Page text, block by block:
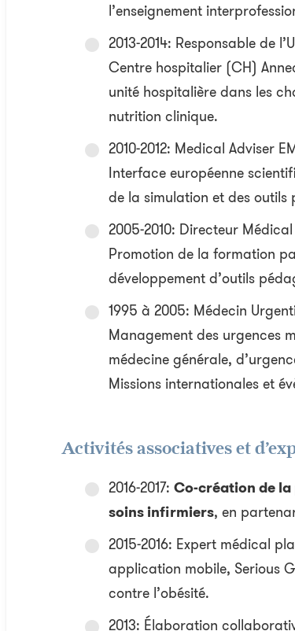
l’enseignement
2013-2014: Responsable de
Centre hospitalier (CH)
unité hospitalière dans les
nutrition clinique.
2010-2012: Medical Adviser
Interface européenne
de la simulation et des outils
2005-2010: Directeur
Promotion de la formation
développement d’outils
1995 à 2005: Médecin
Management des urgences
médecine générale,
Missions internationales et
Activités associatives et
2016-2017: Co-création de
soins infirmiers, en
2015-2016: Expert médical
application mobile, Serious
contre l’obésité.
2013: Élaboration